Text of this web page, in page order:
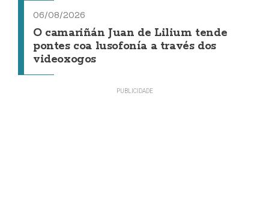
06/08/2026
O camariñán Juan de Lilium tende
pontes coa lusofonía a través dos
videoxogos